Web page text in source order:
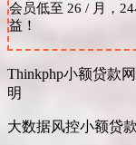
会员低至 26 / 月，
益！
Thinkphp小额贷款
明
大数据风控小额贷